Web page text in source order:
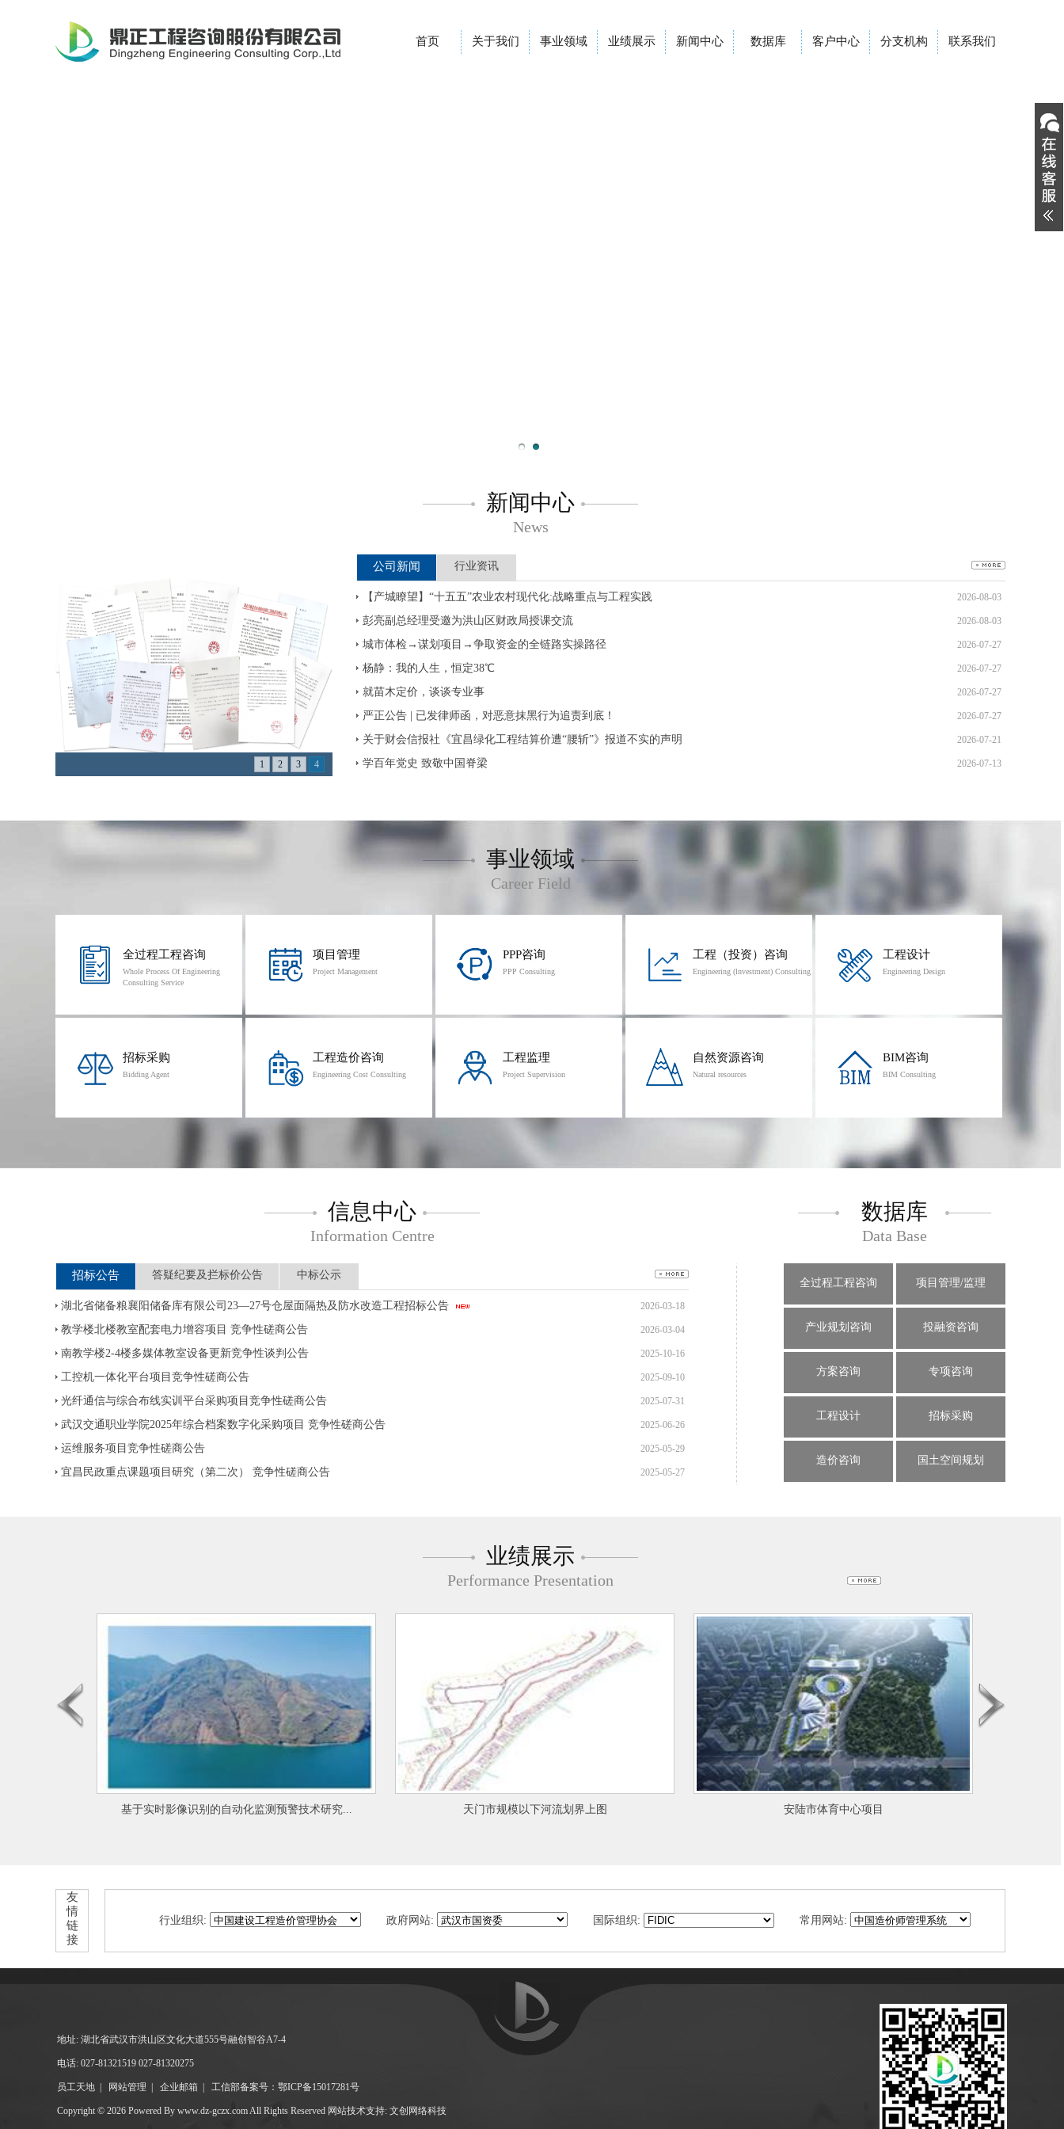
首页 关于我们 事业领域 业绩展示 新闻中心 数据库 客户中心 分支机构 联系我们
新闻中心
News
1 2 3 4
公司新闻 行业资讯
【产城瞭望】“十五五”农业农村现代化:战略重点与工程实践 2026-08-03
彭亮副总经理受邀为洪山区财政局授课交流 2026-08-03
城市体检→谋划项目→争取资金的全链路实操路径 2026-07-27
杨静：我的人生，恒定38℃ 2026-07-27
就苗木定价，谈谈专业事 2026-07-27
严正公告 | 已发律师函，对恶意抹黑行为追责到底！ 2026-07-27
关于财会信报社《宜昌绿化工程结算价遭“腰斩”》报道不实的声明 2026-07-21
学百年党史 致敬中国脊梁 2026-07-13
事业领域
Career Field
全过程工程咨询
Whole Process Of Engineering
Consulting Service
项目管理
Project Management
PPP咨询
PPP Consulting
工程（投资）咨询
Engineering (lnvestment) Consulting
工程设计
Engineering Design
招标采购
Bidding Agent
工程造价咨询
Engineering Cost Consulting
工程监理
Project Supervision
自然资源咨询
Natural resources
BIM咨询
BIM Consulting
信息中心
Information Centre
招标公告 答疑纪要及拦标价公告 中标公示
湖北省储备粮襄阳储备库有限公司23—27号仓屋面隔热及防水改造工程招标公告 2026-03-18
教学楼北楼教室配套电力增容项目 竞争性磋商公告 2026-03-04
南教学楼2-4楼多媒体教室设备更新竞争性谈判公告 2025-10-16
工控机一体化平台项目竞争性磋商公告 2025-09-10
光纤通信与综合布线实训平台采购项目竞争性磋商公告 2025-07-31
武汉交通职业学院2025年综合档案数字化采购项目 竞争性磋商公告 2025-06-26
运维服务项目竞争性磋商公告 2025-05-29
宜昌民政重点课题项目研究（第二次） 竞争性磋商公告 2025-05-27
数据库
Data Base
全过程工程咨询 项目管理/监理
产业规划咨询 投融资咨询
方案咨询 专项咨询
工程设计 招标采购
造价咨询 国土空间规划
业绩展示
Performance Presentation
识别的自动化监测预警技术研究... 天门市规模以下河流划界上图
友
情
链
接
行业组织: 政府网站: 国际组织: 常用网站:
地址: 湖北省武汉市洪山区文化大道555号融创智谷A7-4
电话: 027-81321519 027-81320275
员工天地 网站管理 企业邮箱 工信部备案号：鄂ICP备15017281号
Copyright © 2026 Powered By www.dz-gczx.com All Rights Reserved 网站技术支持: 文创网络科技